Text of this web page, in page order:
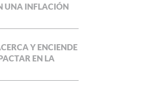
UNA INFLACIÓN
Y ENCIENDE
EN LA